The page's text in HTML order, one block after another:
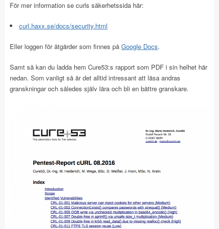
För mer information se curls säkerhetssida här:
curl.haxx.se/docs/security.html
Eller loggen för åtgärder som finnes på Google Docs.
Samt så kan du ladda hem Cure53:s rapport som PDF i sin helhet här
nedan. Som vanligt så är det alltid intressant att läsa andras
granskningar och således själv lära och bli en bättre granskare.